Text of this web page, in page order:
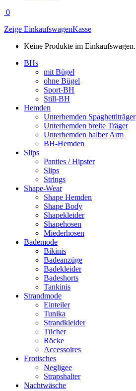
0
Zeige EinkaufswagenKasse
Keine Produkte im Einkaufswagen.
BHs
mit Bügel
ohne Bügel
Sport-BH
Still-BH
Hemden
Unterhemden Spaghettiträger
Unterhemden breite Träger
Unterhemden halber Arm
BH-Hemden
Slips
Panties / Hipster
Slips
Strings
Shape-Wear
Shape Hemden
Shape Body
Shapekleider
Shapehosen
Miederhosen
Bademode
Bikinis
Badeanzüge
Badekleider
Badeshorts
Tankinis
Strandmode
Einteiler
Tunika
Strandkleider
Tücher
Röcke
Accessoires
Erotisches
Negligee
Strapshalter
Nachtwäsche